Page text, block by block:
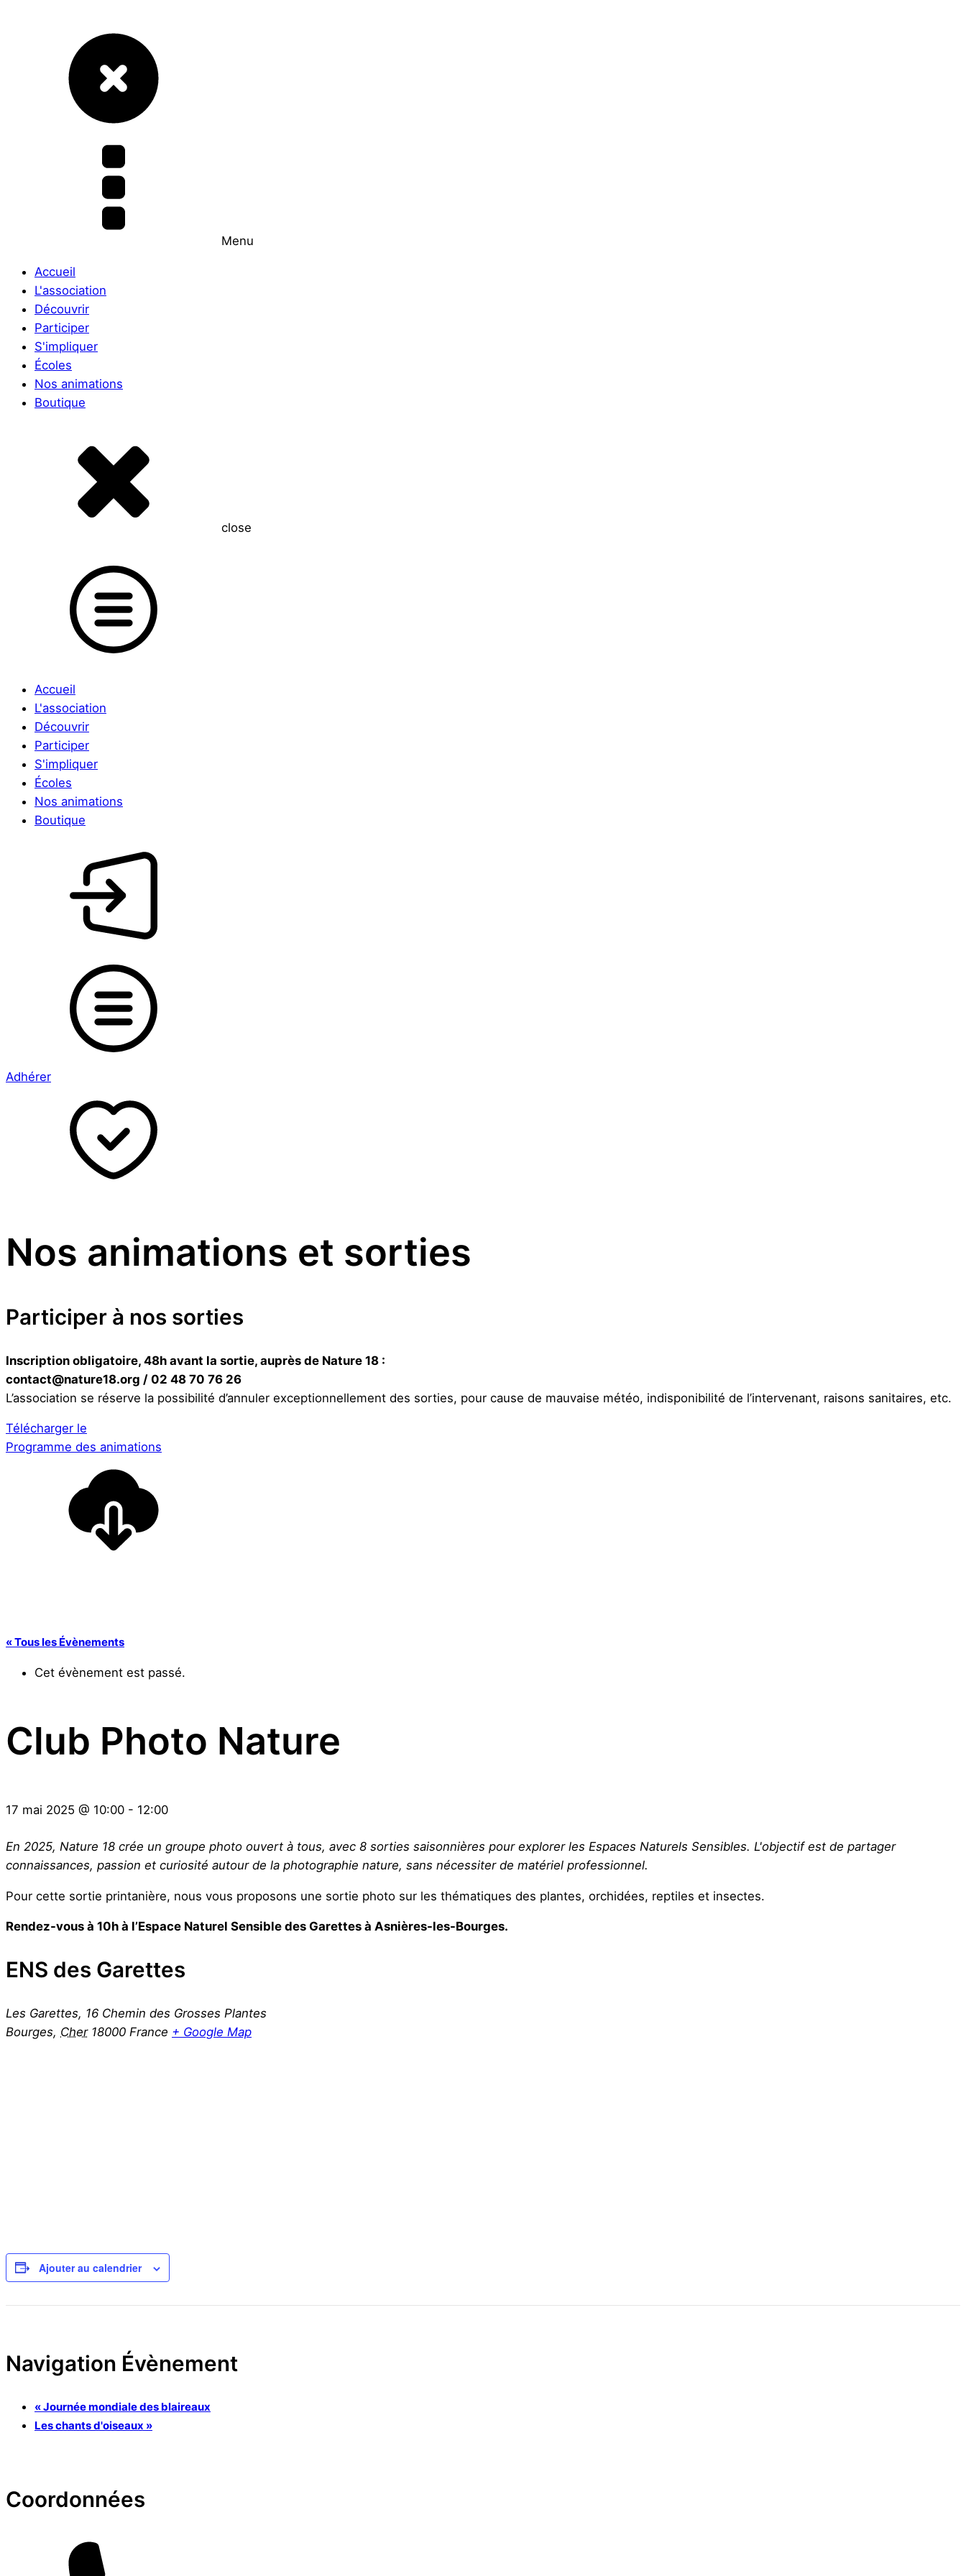
Menu
Accueil
L'association
Découvrir
Participer
S'impliquer
Écoles
Nos animations
Boutique
close
Accueil
L'association
Découvrir
Participer
S'impliquer
Écoles
Nos animations
Boutique
Adhérer
Nos animations et sorties
Participer à nos sorties
Inscription obligatoire, 48h avant la sortie, auprès de Nature 18 :
contact@nature18.org / 02 48 70 76 26
L’association se réserve la possibilité d’annuler exceptionnellement des sorties, pour cause de mauvaise météo, indisponibilité de l’intervenant, raisons sanitaires, etc.
Télécharger le
Programme des animations
« Tous les Évènements
Cet évènement est passé.
Club Photo Nature
17 mai 2025 @ 10:00 - 12:00
En 2025, Nature 18 crée un groupe photo ouvert à tous, avec 8 sorties saisonnières pour explorer les Espaces Naturels Sensibles. L'objectif est de partager
connaissances, passion et curiosité autour de la photographie nature, sans nécessiter de matériel professionnel.
Pour cette sortie printanière, nous vous proposons une sortie photo sur les thématiques des plantes, orchidées, reptiles et insectes.
Rendez-vous à 10h à l’Espace Naturel Sensible des Garettes à Asnières-les-Bourges.
ENS des Garettes
Les Garettes, 16 Chemin des Grosses Plantes
Bourges, Cher 18000 France + Google Map
Ajouter au calendrier
Navigation Évènement
«Journée mondiale des blaireaux
Les chants d'oiseaux »
Coordonnées